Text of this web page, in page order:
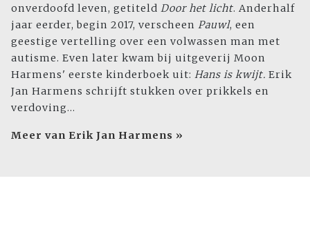
onverdoofd leven, getiteld Door het licht. Anderhalf
jaar eerder, begin 2017, verscheen Pauwl, een
geestige vertelling over een volwassen man met
autisme. Even later kwam bij uitgeverij Moon
Harmens' eerste kinderboek uit: Hans is kwijt. Erik
Jan Harmens schrijft stukken over prikkels en
verdoving...
Meer van Erik Jan Harmens »